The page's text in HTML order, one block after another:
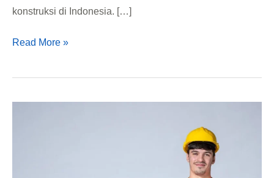
konstruksi di Indonesia. […]
Read More »